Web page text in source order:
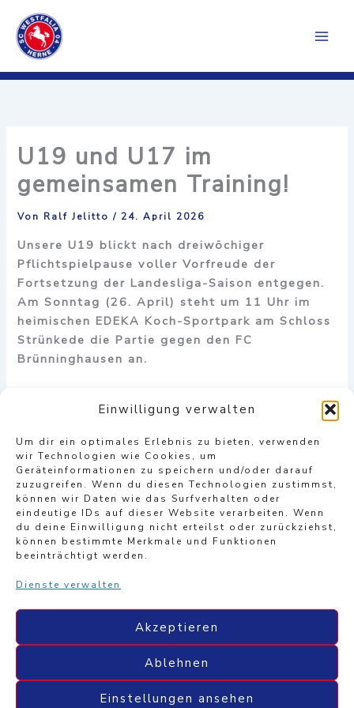
Einwilligung verwalten
Um dir ein optimales Erlebnis zu bieten, verwenden
wir Technologien wie Cookies, um
Geräteinformationen zu speichern und/oder darauf
zuzugreifen. Wenn du diesen Technologien zustimmst,
können wir Daten wie das Surfverhalten oder
eindeutige IDs auf dieser Website verarbeiten. Wenn
du deine Einwilligung nicht erteilst oder zurückziehst,
können bestimmte Merkmale und Funktionen
beeinträchtigt werden.
Dienste verwalten
Akzeptieren
Ablehnen
Einstellungen ansehen
Inhalt
springen
U19 und U17 im
gemeinsamen Training!
Von Ralf Jelitto/24. April 2026
Unsere U19 blickt nach dreiwöchiger
Pflichtspielpause voller Vorfreude der
Fortsetzung der Landesliga-Saison entgegen.
Am Sonntag (26. April) steht um 11 Uhr im
heimischen EDEKA Koch-Sportpark am Schloss
Strünkede die Partie gegen den FC
Brünninghausen an.
Stadion trainiert und hatten sichtlich Spaß bei
der Einheit. Unsere U17 ist am Samstag in der
Meisterschaft um 15 Uhr gegen den FC
Frohlinde II gefordert.
Wir drücken Euch die Daumen, Jungs! Auf ein
erfolgreiches Wochenende!
Copyright © 2026 SC Westfalia 04 e.V. Herne